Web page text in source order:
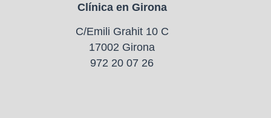
Clínica en Girona
C/Emili Grahit 10 C
17002 Girona
972 20 07 26